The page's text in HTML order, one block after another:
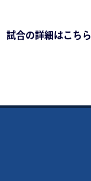
試合の詳細はこちら